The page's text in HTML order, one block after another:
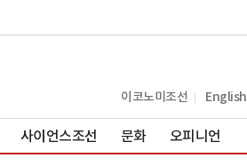
이코노미조선 English
사이언스조선 문화 오피니언